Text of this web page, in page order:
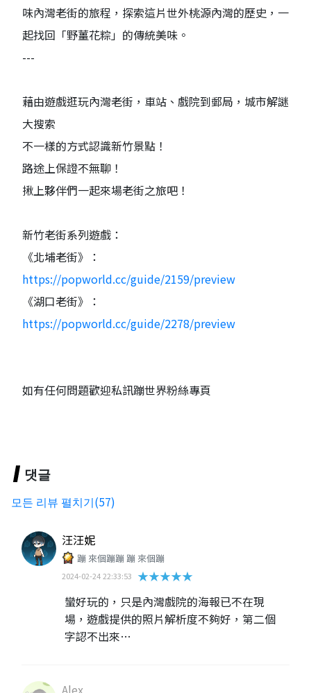
味內灣老街的旅程，探索這片世外桃源內灣的歷史，一
起找回「野薑花粽」的傳統美味。
---
藉由遊戲逛玩內灣老街，車站、戲院到郵局，城市解謎
大搜索
不一樣的方式認識新竹景點！
路途上保證不無聊！
揪上夥伴們一起來場老街之旅吧！
新竹老街系列遊戲：
《北埔老街》：
https://popworld.cc/guide/2159/preview
《湖口老街》：
https://popworld.cc/guide/2278/preview
如有任何問題歡迎私訊蹦世界粉絲專頁
댓글
모든 리뷰 펼치기(57)
汪汪妮
蹦 來個蹦蹦 蹦 來個蹦
2024-02-24 22:33:53
★★★★★
蠻好玩的，只是內灣戲院的海報已不在現
場，遊戲提供的照片解析度不夠好，第二個
字認不出來…
Alex